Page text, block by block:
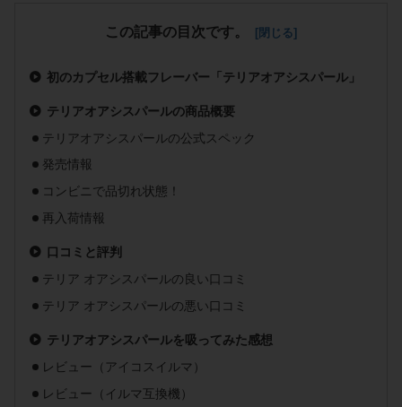
この記事の目次です。
初のカプセル搭載フレーバー「テリアオアシスパール」
テリアオアシスパールの商品概要
テリアオアシスパールの公式スペック
発売情報
コンビニで品切れ状態！
再入荷情報
口コミと評判
テリア オアシスパールの良い口コミ
テリア オアシスパールの悪い口コミ
テリアオアシスパールを吸ってみた感想
レビュー（アイコスイルマ）
レビュー（イルマ互換機）